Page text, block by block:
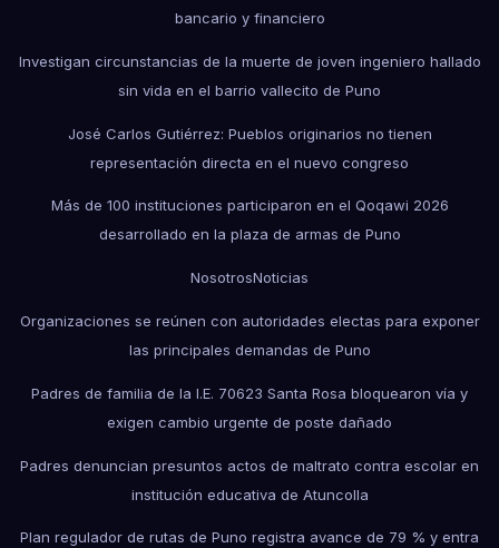
bancario y financiero
Investigan circunstancias de la muerte de joven ingeniero hallado
sin vida en el barrio vallecito de Puno
José Carlos Gutiérrez: Pueblos originarios no tienen
representación directa en el nuevo congreso
Más de 100 instituciones participaron en el Qoqawi 2026
desarrollado en la plaza de armas de Puno
NosotrosNoticias
Organizaciones se reúnen con autoridades electas para exponer
las principales demandas de Puno
Padres de familia de la I.E. 70623 Santa Rosa bloquearon vía y
exigen cambio urgente de poste dañado
Padres denuncian presuntos actos de maltrato contra escolar en
institución educativa de Atuncolla
Plan regulador de rutas de Puno registra avance de 79 % y entra